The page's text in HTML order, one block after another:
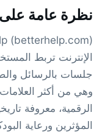
نظرة عامة على
الإنترنت تربط
وهي من أكثر
الرقمية، معروفة
المؤثرين ورعاية